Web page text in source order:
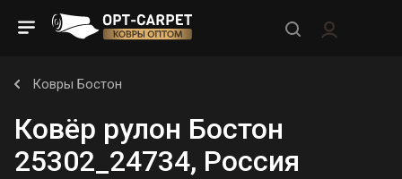
Ковры Бостон
Ковёр рулон Бостон
25302_24734, Россия